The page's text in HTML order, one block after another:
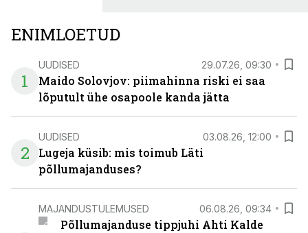
ENIMLOETUD
1
UUDISED 29.07.26, 09:30
Maido Solovjov: piimahinna riski ei saa
lõputult ühe osapoole kanda jätta
2
UUDISED 03.08.26, 12:00
Lugeja küsib: mis toimub Läti
põllumajanduses?
MAJANDUSTULEMUSED 06.08.26, 09:34
Põllumajanduse tippjuhi Ahti Kalde